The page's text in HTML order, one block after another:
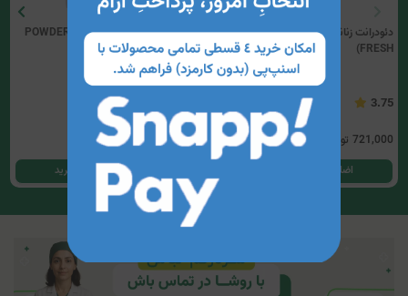
دئودرانت زنانه کلینیک کیندی(PURE
FRESH)
3.75
721,000 تومان
اضافه کردن به سبد خرید
دئودرانت زنانه کلینیک کیندی(POWDER
FRESH)
721,000 تومان
اضافه کردن به سبد خرید